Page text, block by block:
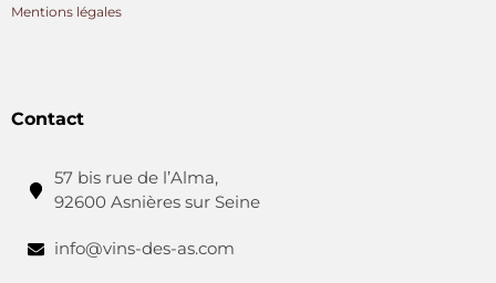
Mentions légales
Contact
57 bis rue de l’Alma,
92600 Asnières sur Seine
info@vins-des-as.com